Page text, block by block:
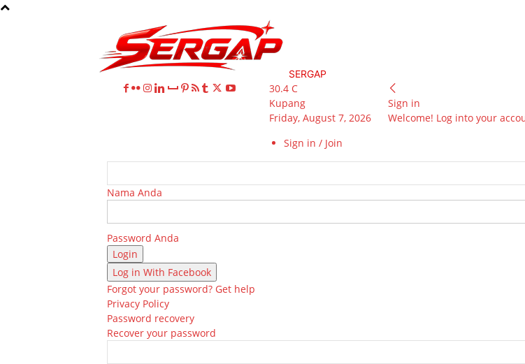
SERGAP
30.4 C
Kupang
Friday, August 7, 2026
Sign in / Join
Sign in
Welcome! Log into your
Nama Anda
Password Anda
Log in With Facebook
Forgot your password? Get help
Privacy Policy
Password recovery
Recover your password